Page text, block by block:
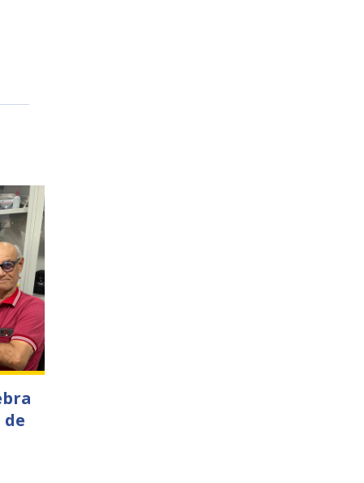
de